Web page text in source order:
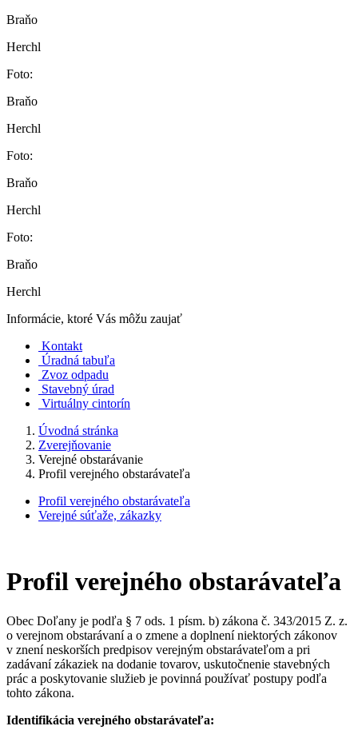
Braňo
Herchl
Foto:
Braňo
Herchl
Foto:
Braňo
Herchl
Foto:
Braňo
Herchl
Informácie, ktoré Vás môžu zaujať
Kontakt
Úradná tabuľa
Zvoz odpadu
Stavebný úrad
Virtuálny cintorín
Úvodná stránka
Zverejňovanie
Verejné obstarávanie
Profil verejného obstarávateľa
Profil verejného obstarávateľa
Verejné súťaže, zákazky
Profil verejného obstarávateľa
Obec Doľany je podľa § 7 ods. 1 písm. b) zákona č. 343/2015 Z. z.
o verejnom obstarávaní a o zmene a doplnení niektorých zákonov
v znení neskorších predpisov verejným obstarávateľom a pri
zadávaní zákaziek na dodanie tovarov, uskutočnenie stavebných
prác a poskytovanie služieb je povinná používať postupy podľa
tohto zákona.
Identifikácia verejného obstarávateľa: